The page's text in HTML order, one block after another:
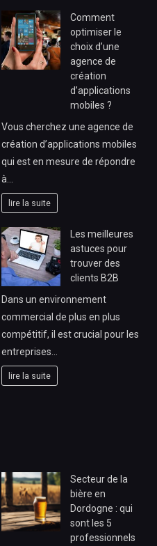
Comment
optimiser le
choix d’une
agence de
création
d’applications
mobiles ?
Vous cherchez une agence de
création d’applications mobiles
qui est en mesure de répondre
à…
lire la suite
Les meilleures
astuces pour
trouver des
clients B2B
Dans un environnement
commercial de plus en plus
compétitif, il est crucial pour les
entreprises…
lire la suite
Secteur de la
bière en
Dordogne : qui
sont les 5
professionnels